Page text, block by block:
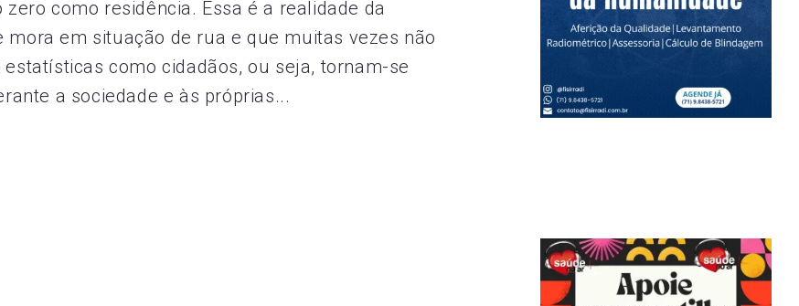
zero como residência. Essa é a realidade da
mora em situação de rua e que muitas vezes não
como cidadãos, ou seja, tornam-se
a sociedade e às próprias...